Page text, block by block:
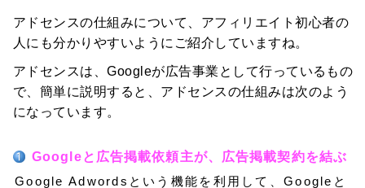
アドセンスの仕組みについて、アフィリエイト初心者の
人にも分かりやすいようにご紹介していますね。
アドセンスは、Googleが広告事業として行っているもの
で、簡単に説明すると、アドセンスの仕組みは次のよう
になっています。
Googleと広告掲載依頼主が、広告掲載契約を結ぶ
Google Adwordsという機能を利用して、Googleと